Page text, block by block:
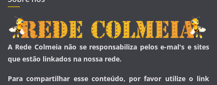
A Rede Colmeia não se responsabiliza pelos e-mal's e sites
que estão linkados na nossa rede.
Para compartilhar esse conteúdo, por favor utilize o link